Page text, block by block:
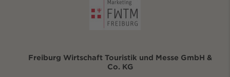
Freiburg Wirtschaft Touristik und Messe GmbH &
Co. KG